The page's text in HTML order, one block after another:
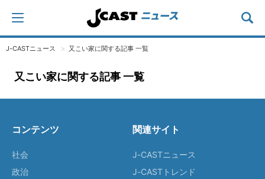
J-CASTニュース 又こい家に関する記事 一覧
又こい家に関する記事 一覧
コンテンツ
社会
政治
関連サイト
J-CASTニュース
J-CASTトレンド